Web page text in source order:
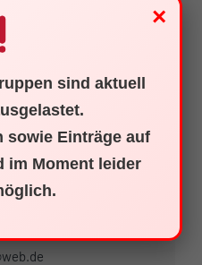
×
sind aktuell
sowie Einträge auf
im Moment leider
Waldshut e. V.
Preiß
3